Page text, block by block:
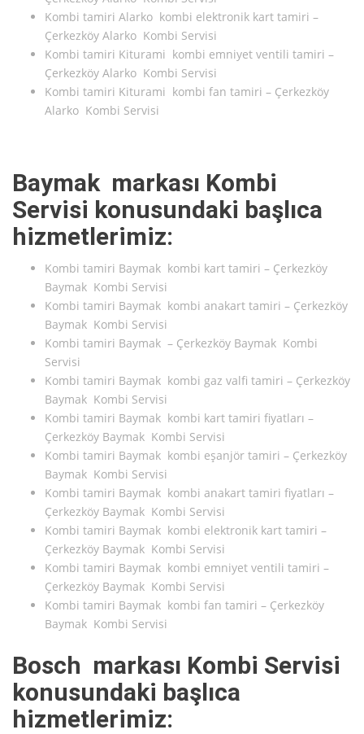
Kombi tamiri Alarko kombi elektronik kart tamiri –
Çerkezköy Alarko Kombi Servisi
Kombi tamiri Kiturami kombi emniyet ventili tamiri –
Çerkezköy Alarko Kombi Servisi
Kombi tamiri Kiturami kombi fan tamiri – Çerkezköy
Alarko Kombi Servisi
Baymak markası Kombi
Servisi konusundaki başlıca
hizmetlerimiz:
Kombi tamiri Baymak kombi kart tamiri – Çerkezköy
Baymak Kombi Servisi
Kombi tamiri Baymak kombi anakart tamiri – Çerkezköy
Baymak Kombi Servisi
Kombi tamiri Baymak – Çerkezköy Baymak Kombi
Servisi
Kombi tamiri Baymak kombi gaz valfi tamiri – Çerkezköy
Baymak Kombi Servisi
Kombi tamiri Baymak kombi kart tamiri fiyatları –
Çerkezköy Baymak Kombi Servisi
Kombi tamiri Baymak kombi eşanjör tamiri – Çerkezköy
Baymak Kombi Servisi
Kombi tamiri Baymak kombi anakart tamiri fiyatları –
Çerkezköy Baymak Kombi Servisi
Kombi tamiri Baymak kombi elektronik kart tamiri –
Çerkezköy Baymak Kombi Servisi
Kombi tamiri Baymak kombi emniyet ventili tamiri –
Çerkezköy Baymak Kombi Servisi
Kombi tamiri Baymak kombi fan tamiri – Çerkezköy
Baymak Kombi Servisi
Bosch markası Kombi Servisi
konusundaki başlıca
hizmetlerimiz: